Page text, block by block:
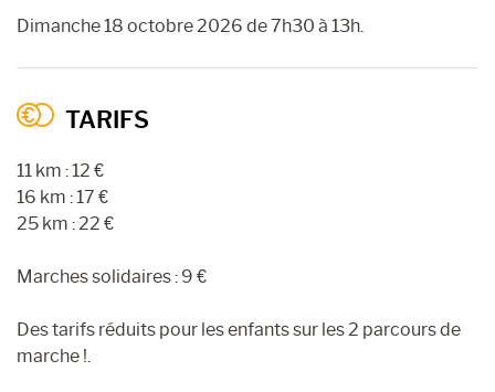
Dimanche 18 octobre 2026 de 7h30 à 13h.
TARIFS
11 km : 12 €
16 km : 17 €
25 km : 22 €
Marches solidaires : 9 €
Des tarifs réduits pour les enfants sur les 2 parcours de
marche !.